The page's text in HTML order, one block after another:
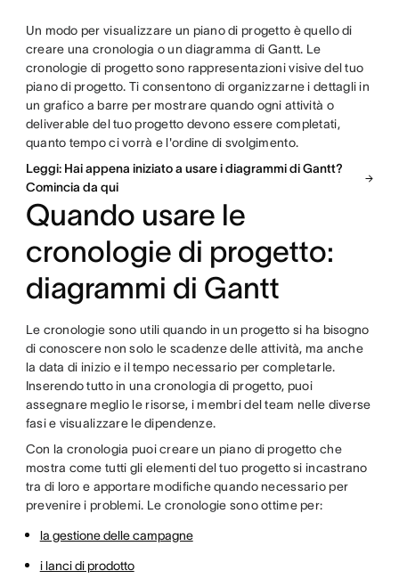
Un modo per visualizzare un piano di progetto è quello di
creare una cronologia o un diagramma di Gantt. Le
cronologie di progetto sono rappresentazioni visive del tuo
piano di progetto. Ti consentono di organizzarne i dettagli in
un grafico a barre per mostrare quando ogni attività o
deliverable del tuo progetto devono essere completati,
quanto tempo ci vorrà e l'ordine di svolgimento.
Leggi: Hai appena iniziato a usare i diagrammi di Gantt?
Comincia da qui
Quando usare le
cronologie di progetto:
diagrammi di Gantt
Le cronologie sono utili quando in un progetto si ha bisogno
di conoscere non solo le scadenze delle attività, ma anche
la data di inizio e il tempo necessario per completarle.
Inserendo tutto in una cronologia di progetto, puoi
assegnare meglio le risorse, i membri del team nelle diverse
fasi e visualizzare le dipendenze.
Con la cronologia puoi creare un piano di progetto che
mostra come tutti gli elementi del tuo progetto si incastrano
tra di loro e apportare modifiche quando necessario per
prevenire i problemi. Le cronologie sono ottime per:
la gestione delle campagne
i lanci di prodotto